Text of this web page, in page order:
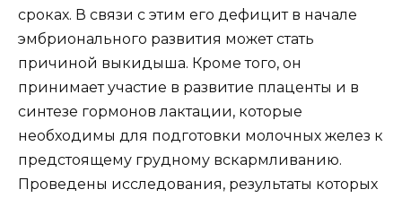
сроках. В связи с этим его дефицит в начале
эмбрионального развития может стать
причиной выкидыша. Кроме того, он
принимает участие в развитие плаценты и в
синтезе гормонов лактации, которые
необходимы для подготовки молочных желез к
предстоящему грудному вскармливанию.
Проведены исследования, результаты которых